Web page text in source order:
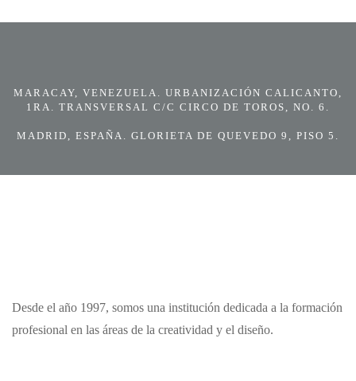
MARACAY, VENEZUELA. URBANIZACIÓN CALICANTO,
1RA. TRANSVERSAL C/C CIRCO DE TOROS, NO. 6.
MADRID, ESPAÑA. GLORIETA DE QUEVEDO 9, PISO 5.
Desde el año 1997, somos una institución dedicada a la formación
profesional en las áreas de la creatividad y el diseño.